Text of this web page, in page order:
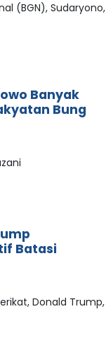
(BGN), Sudaryono,
Banyak
Bung
Batasi
Donald Trump,